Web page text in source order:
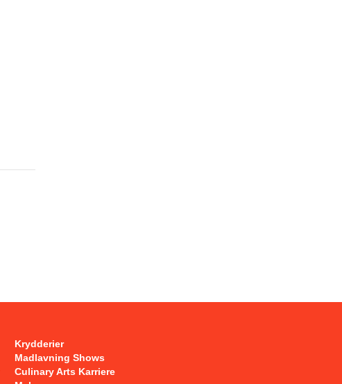
Krydderier
Madlavning Shows
Culinary Arts Karriere